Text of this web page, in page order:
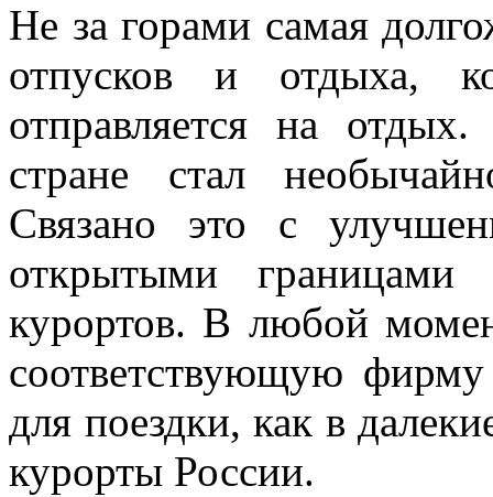
Не за горами самая
отпусков и отдыха,
отправляется на
стране стал
Связано это с
открытыми границами
курортов. В любой
соответствующую
для поездки, как в
курорты России.